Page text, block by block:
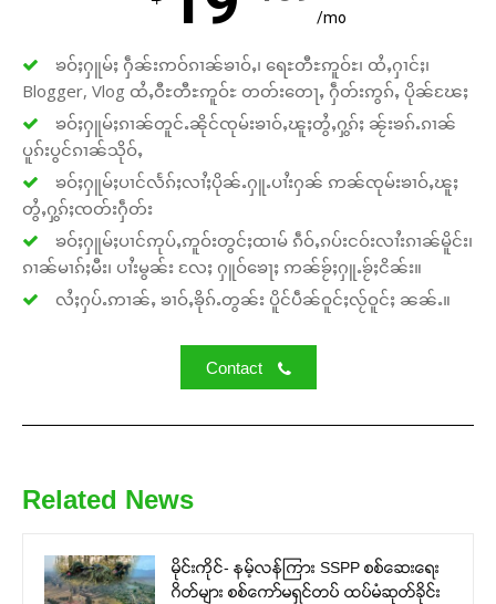
/mo
ၶဝ်ႈႁူမ်ႈ ႁဵၼ်းဢဝ်ၵၢၼ်ၶၢဝ်ႇ၊ ရေႊတီႊဢူဝ်ႊ၊ ထႆႇႁၢင်ႈ၊
Blogger, Vlog ထႆႇဝီႊတီႊဢူဝ်ႊ တတ်းတေႃႇ ႁဵတ်းဢွၵ်ႇ ပိုၼ်ၽႄႈ
ၶဝ်ႈႁူမ်ႈၵၢၼ်တူင်ႉၼိုင်ၸုမ်းၶၢဝ်ႇၽူႈတွႆႇႁွၵ်ႈ ၼႂ်းၶၵ်ႉၵၢၼ်
ပူၵ်းပွင်ၵၢၼ်သိုဝ်ႇ
ၶဝ်ႈႁူမ်ႈပၢင်လႅၵ်ႈလၢႆႈပိုၼ်ႉႁူႉပၢႆးႁၼ် ဢၼ်ၸုမ်းၶၢဝ်ႇၽူႈ
တွႆႇႁွၵ်ႈၸတ်းႁဵတ်း
ၶဝ်ႈႁူမ်ႈပၢင်ဢုပ်ႇဢူဝ်းတွင်ႈထၢမ် ၵဵဝ်ႇၵပ်းငဝ်းလၢႆးၵၢၼ်မိူင်း၊
ၵၢၼ်မၢၵ်ႈမီး၊ ပၢႆးမွၼ်း လႄႈ ႁူဝ်ၶေႃႈ ဢၼ်ၶႂ်ႈႁူႉၶႂ်ႈငိၼ်း။
လႆႈႁပ်ႉဢၢၼ်ႇ ၶၢဝ်ႇၶိုၵ်ႉတွၼ်း ပိူင်ပဵၼ်ဝူင်ႈလႂ်ဝူင်ႈ ၼၼ်ႉ။
Contact
Related News
မိုင်းကိုင်- နမ့်လန်ကြား SSPP စစ်ဆေးရေး
ဂိတ်များ စစ်ကော်မရှင်တပ် ထပ်မံဆုတ်ခိုင်း